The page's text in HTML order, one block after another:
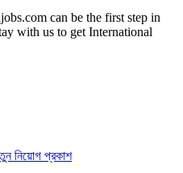
can be the first step in
with us to get International
নিয়োগ প্রকাশ